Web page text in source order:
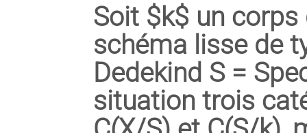
Soit $k$ un corps
schéma lisse de
Dedekind S =
situation trois